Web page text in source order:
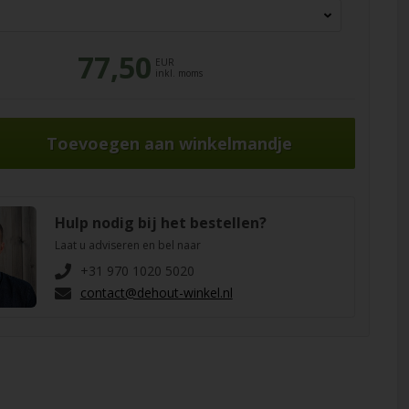
77,50 EUR
inkl. moms
Hulp nodig bij het bestellen?
Laat u adviseren en bel naar
+31 970 1020 5020
contact@dehout-winkel.nl